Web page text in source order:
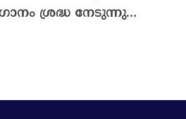
ശ്രദ്ധ നേടുന്നു…